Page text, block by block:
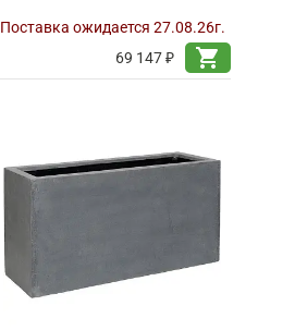
Поставка ожидается 27.08.26г.
69 147 ₽
shopping_cart